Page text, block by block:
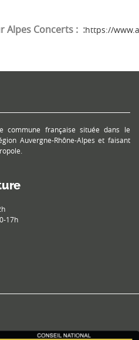
Alpes Concerts : :https://
commune française située dans le
Auvergne-Rhône-Alpes et faisant
17h